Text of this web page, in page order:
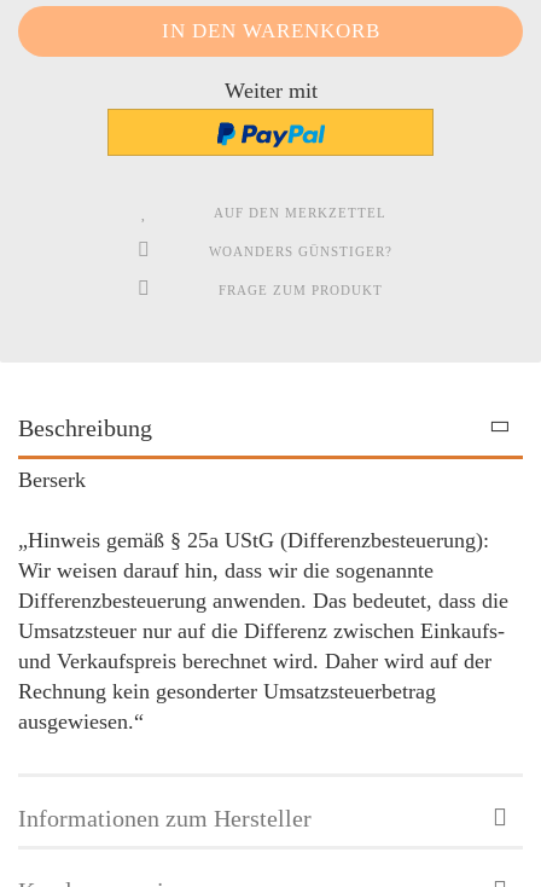
Weiter mit
AUF DEN MERKZETTEL
WOANDERS GÜNSTIGER?
FRAGE ZUM PRODUKT
Beschreibung
Berserk
„Hinweis gemäß § 25a UStG (Differenzbesteuerung):
Wir weisen darauf hin, dass wir die sogenannte
Differenzbesteuerung anwenden. Das bedeutet, dass die
Umsatzsteuer nur auf die Differenz zwischen Einkaufs-
und Verkaufspreis berechnet wird. Daher wird auf der
Rechnung kein gesonderter Umsatzsteuerbetrag
ausgewiesen.“
Informationen zum Hersteller